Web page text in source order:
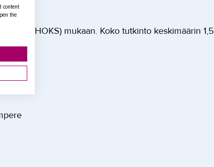
(HOKS) mukaan. Koko tutkinto keskimäärin 1,5
content
the